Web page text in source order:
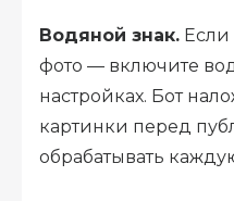
Водяной знак. Если
фото — включите
настройках. Бот
картинки перед
обрабатывать